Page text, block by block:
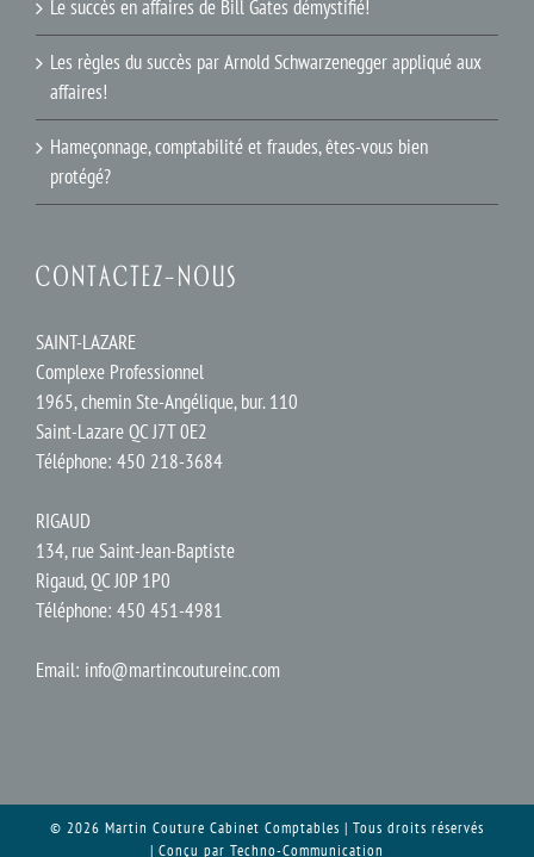
Le succès en affaires de Bill Gates démystifié!
Les règles du succès par Arnold Schwarzenegger appliqué aux
affaires!
Hameçonnage, comptabilité et fraudes, êtes-vous bien
protégé?
CONTACTEZ-NOUS
SAINT-LAZARE
Complexe Professionnel
1965, chemin Ste-Angélique, bur. 110
Saint-Lazare QC J7T 0E2
Téléphone: 450 218-3684
RIGAUD
134, rue Saint-Jean-Baptiste
Rigaud, QC J0P 1P0
Téléphone: 450 451-4981
Email: info@martincoutureinc.com
© 2026 Martin Couture Cabinet Comptables | Tous droits réservés
| Conçu par Techno-Communication